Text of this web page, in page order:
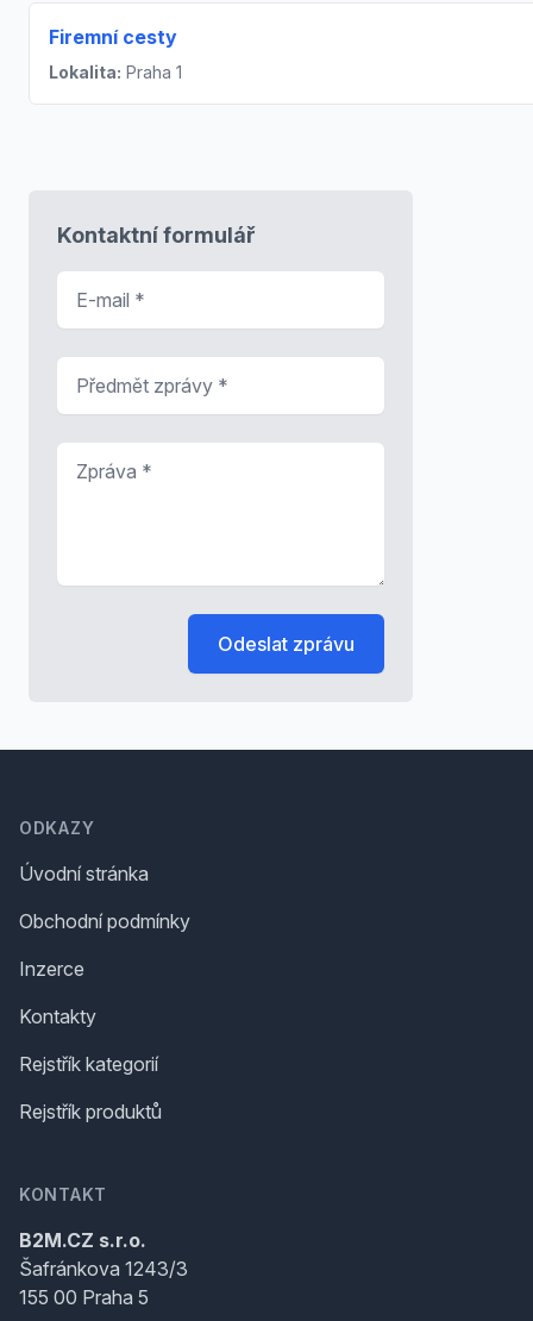
Firemní cesty
Lokalita: Praha 1
Kontaktní formulář
Odeslat zprávu
ODKAZY
Úvodní stránka
Obchodní podmínky
Inzerce
Kontakty
Rejstřík kategorií
Rejstřík produktů
KONTAKT
B2M.CZ s.r.o.
Šafránkova 1243/3
155 00 Praha 5